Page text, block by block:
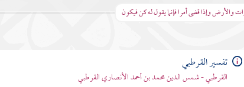
والأرض وإذا قضى أمرا فإنما يقول له كن فيكون
تفسير القرطبي
القرطبي - شمس الدين محمد بن أحمد الأنصاري القرطبي